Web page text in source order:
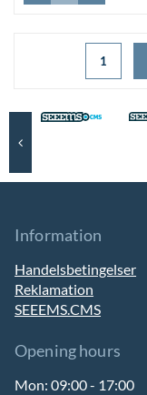
1
Information
Handelsbetingelser
Reklamation
SEEEMS.CMS
Opening hours
Mon:09:00 - 17:00